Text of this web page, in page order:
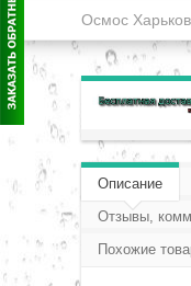
Осмос Харьков
обратного
Фитинг,
фурнитура
Atoll
Описание
Отзывы,
Похожие